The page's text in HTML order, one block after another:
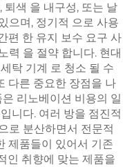
퇴색 을 내구성, 또는 날
으며, 정기적 으로 사용
편 한 유지 보수 요구 사
력 을 절약 합니다. 현대
탁 기계 로 청소 될 수
다른 중요한 장점을 나
리노베이션 비용의 일
니다. 여러 방을 점진적
로 분산하면서 전문적
제품들이 있어서 기존
인 취향에 맞는 제품을